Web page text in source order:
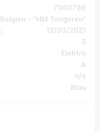
7060798
Belgien - "HM Tongeren"
12/03/2021
5
Elektro
A
n/a
Blau